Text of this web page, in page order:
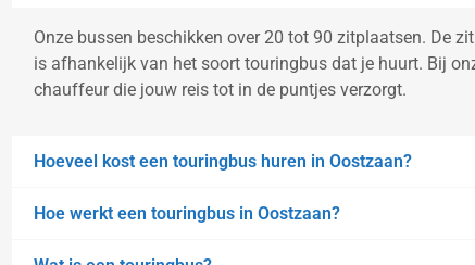
Onze bussen beschikken over 20 tot 90 zitplaatsen. De
is afhankelijk van het soort touringbus dat je huurt. Bij
chauffeur die jouw reis tot in de puntjes verzorgt.
Hoeveel kost een touringbus huren in Oostzaan?
Hoe werkt een touringbus in Oostzaan?